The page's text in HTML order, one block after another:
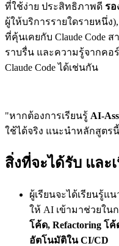
ที่ใช้ง่าย ประสิทธิภาพดี รอ
ผู้ให้บริการรายใดรายหนึ่ง),
ที่คุ้นเคยกับ Claude Code ส
ราบรื่น และความรู้จากคอ
Claude Code ได้เช่นกัน
"หากต้องการเรียนรู้ AI-
ใช้ได้จริง แนะนำหลักสูตร
สิ่งที่จะได้รับ และ
ผู้เรียนจะได้เรียนรู้แ
ให้ AI เข้ามาช่วยใน
โค้ด, Refactoring โค้
อัตโนมัติใน CI/CD